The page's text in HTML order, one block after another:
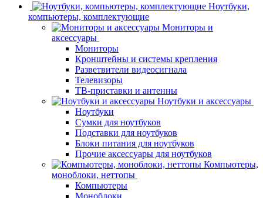
Ноутбуки,
компьютеры, комплектующие
Мониторы и
аксессуары
Мониторы
Кронштейны и системы крепления
Разветвители видеосигнала
Телевизоры
ТВ-приставки и антенны
Ноутбуки и аксессуары
Ноутбуки
Сумки для ноутбуков
Подставки для ноутбуков
Блоки питания для ноутбуков
Прочие аксессуары для ноутбуков
Компьютеры,
моноблоки, неттопы
Компьютеры
Моноблоки